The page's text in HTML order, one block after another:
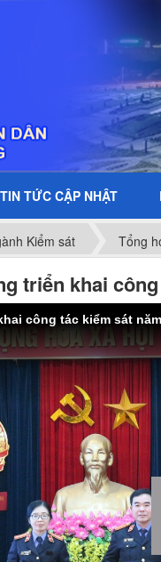
TIN TỨC CẬP NHẬT
Kiểm sát Tổng
triển khai
công tác kiểm sát